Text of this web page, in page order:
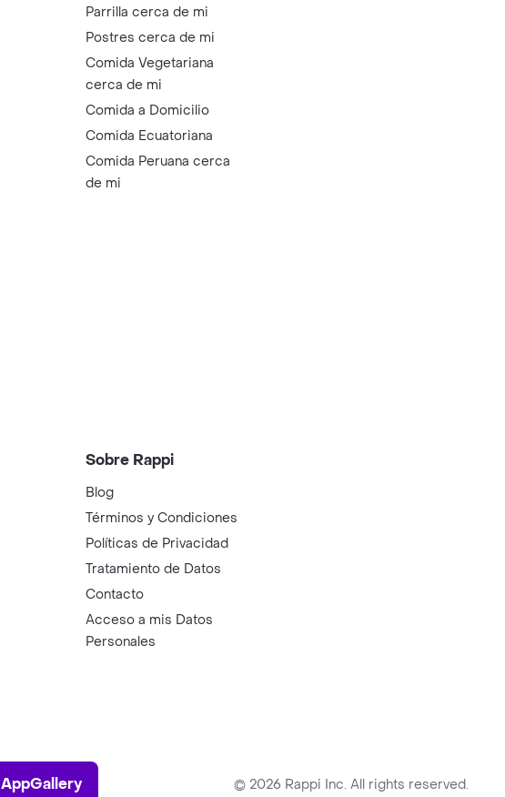
Parrilla cerca de mi
Postres cerca de mi
Comida Vegetariana
cerca de mi
Comida a Domicilio
Comida Ecuatoriana
Comida Peruana cerca
de mi
Sobre Rappi
Blog
Términos y Condiciones
Políticas de Privacidad
Tratamiento de Datos
Contacto
Acceso a mis Datos
Personales
AppGallery
AppGallery © 2026 Rappi Inc. All rights reserved.